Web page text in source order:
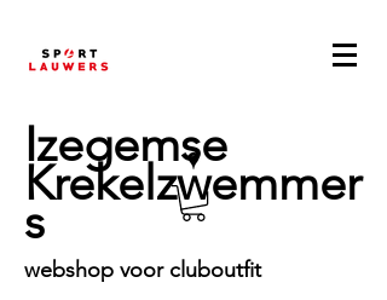
Izegemse
Krekelzwemmer
s
webshop voor cluboutfit